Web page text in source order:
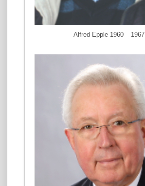
Alfred Epple 1960 – 1967